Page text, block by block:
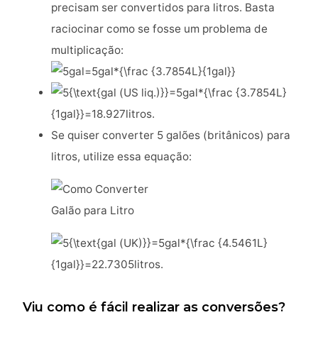
precisam ser convertidos para litros. Basta
raciocinar como se fosse um problema de
multiplicação:
Se quiser converter 5 galões (britânicos) para
litros, utilize essa equação:
Viu como é fácil realizar as conversões?